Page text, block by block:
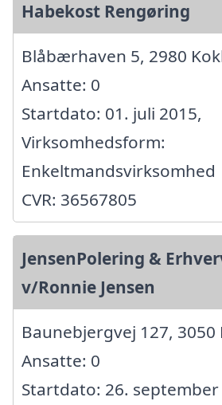
Habekost Rengøring
Blåbærhaven 5, 2980
Ansatte: 0
Startdato: 01. juli 2015,
Virksomhedsform:
Enkeltmandsvirksomhed
CVR: 36567805
JensenPolering &
v/Ronnie Jensen
Baunebjergvej 127,
Ansatte: 0
Startdato: 26. september